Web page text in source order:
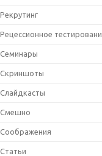
Рекрутинг
Рецессионное
Семинары
Скриншоты
Слайдкасты
Смешно
Соображения
Статьи